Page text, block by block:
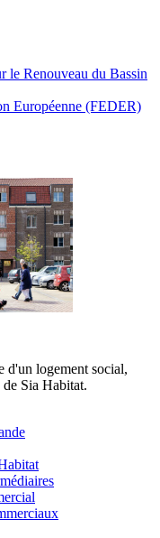
le Renouveau du Bassin
Européenne (FEDER)
d'un logement social,
de Sia Habitat.